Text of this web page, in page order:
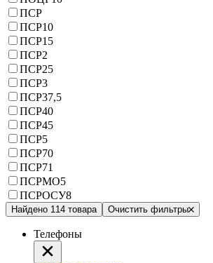
ПСР
ПСР10
ПСР15
ПСР2
ПСР25
ПСР3
ПСР37,5
ПСР40
ПСР45
ПСР5
ПСР70
ПСР71
ПСРМО5
ПСРОСУ8
Найдено 114 товара Очистить фильтры
Телефоны